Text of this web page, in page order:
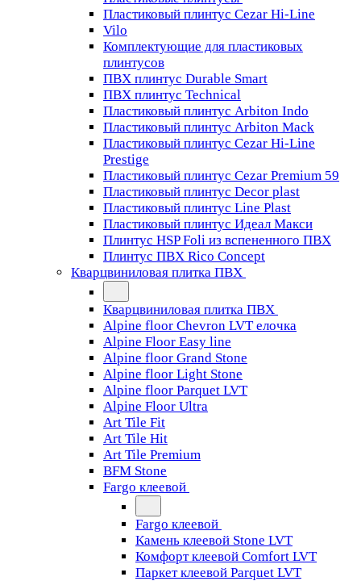
Пластиковый плинтус Cezar Hi-Line
Vilo
Комплектующие для пластиковых
плинтусов
ПВХ плинтус Durable Smart
ПВХ плинтус Technical
Пластиковый плинтус Arbiton Indo
Пластиковый плинтус Arbiton Mack
Пластиковый плинтус Cezar Hi-Line
Prestige
Пластиковый плинтус Cezar Premium 59
Пластиковый плинтус Decor plast
Пластиковый плинтус Line Plast
Пластиковый плинтус Идеал Макси
Плинтус HSP Foli из вспененного ПВХ
Плинтус ПВХ Rico Concept
Кварцвиниловая плитка ПВХ
Кварцвиниловая плитка ПВХ
Alpine floor Chevron LVT елочка
Alpine Floor Easy line
Alpine floor Grand Stone
Alpine floor Light Stone
Alpine floor Parquet LVT
Alpine Floor Ultra
Art Tile Fit
Art Tile Hit
Art Tile Premium
BFM Stone
Fargo клеевой
Fargo клеевой
Камень клеевой Stone LVT
Комфорт клеевой Comfort LVT
Паркет клеевой Parquet LVT